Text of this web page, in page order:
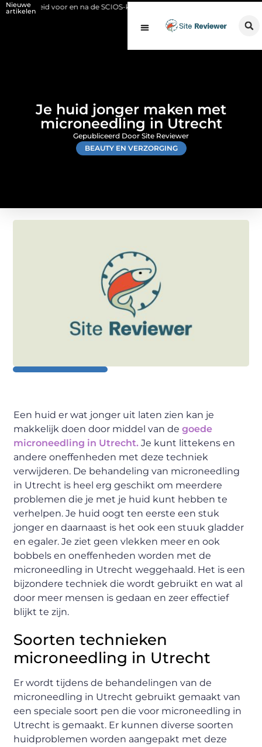
Nieuwe
artikelen
voor en na de SCIOS-keuring van de stookinstallatie
Je huid jonger maken met
microneedling in Utrecht
BEAUTY EN VERZORGING
Gepubliceerd Door Site Reviewer
Een huid er wat jonger uit laten zien kan je
makkelijk doen door middel van degoede
microneedling in Utrecht. Je kunt littekens en
andere oneffenheden met deze techniek
verwijderen. De behandeling van microneedling
in Utrecht is heel erg geschikt om meerdere
problemen die je met je huid kunt hebben te
verhelpen. Je huid oogt ten eerste een stuk
jonger en daarnaast is het ook een stuuk gladder
en egaler. Je ziet geen vlekken meer en ook
bobbels en oneffenheden worden met de
microneedling in Utrecht weggehaald. Het is een
bijzondere techniek die wordt gebruikt en wat al
door meer mensen is gedaan en zeer effectief
blijkt te zijn.
Soorten technieken
microneedling in Utrecht
Er wordt tijdens de behandelingen van de
microneedling in Utrecht gebruikt gemaakt van
een speciale soort pen die voor microneedling in
Utrecht is gemaakt. Er kunnen diverse soorten
huidproblemen worden aangepakt met deze